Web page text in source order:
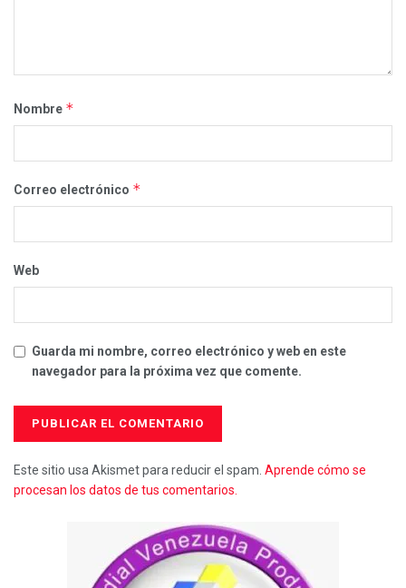
Nombre *
Correo electrónico *
Web
Guarda mi nombre, correo electrónico y web en este
navegador para la próxima vez que comente.
Este sitio usa Akismet para reducir el spam. Aprende cómo se
procesan los datos de tus comentarios.